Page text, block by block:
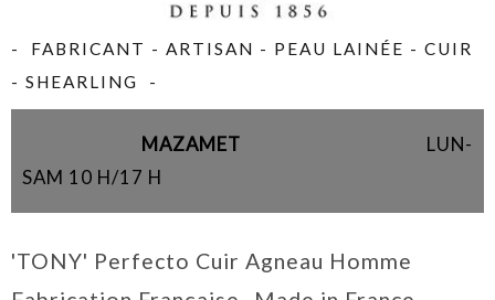
- FABRICANT - ARTISAN - PEAU LAINÉE - CUIR
- SHEARLING -
MAZAMET LUN-
SAM 10 H/17 H
'TONY' Perfecto Cuir Agneau Homme